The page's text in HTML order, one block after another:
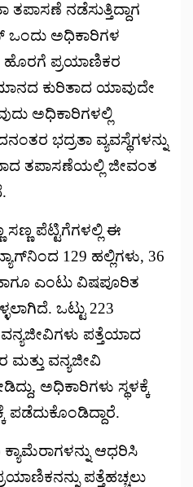
ತಪಾಸಣೆ ನಡೆಸುತ್ತಿದ್ದಾಗ
ಒಂದು ಅಧಿಕಾರಿಗಳ
ಹೊರಗೆ ಪ್ರಯಾಣಿಕರ
ಕುರಿತಾದ ಯಾವುದೇ
ಅಧಿಕಾರಿಗಳಲ್ಲಿ
ಭದ್ರತಾ ವ್ಯವಸ್ಥೆಗಳನ್ನು
ತಪಾಸಣೆಯಲ್ಲಿ ಜೀವಂತ
ಪೆಟ್ಟಿಗೆಗಳಲ್ಲಿ ಈ
129 ಹಲ್ಲಿಗಳು, 36
ಎಂಟು ವಿಷಪೂರಿತ
ಒಟ್ಟು 223
ವನ್ಯಜೀವಿಗಳು ಪತ್ತೆಯಾದ
ಮತ್ತು ವನ್ಯಜೀವಿ
ಅಧಿಕಾರಿಗಳು ಸ್ಥಳಕ್ಕೆ
ಪಡೆದುಕೊಂಡಿದ್ದಾರೆ.
ಆಧರಿಸಿ
ಪತ್ತೆಹಚ್ಚಲು